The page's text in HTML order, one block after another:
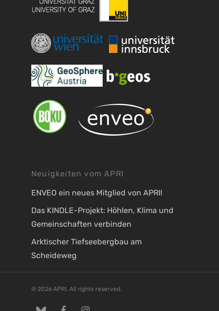
Neuigkeiten vom APRI
ENVEO ein neues Mitglied von APRI!
Das KINDLE-Projekt: Höhlen, Klima und
Gemeinschaften verbinden
Arktischer Tiefseebergbau am
Scheideweg
© 2026 APRI. All rights reserved.